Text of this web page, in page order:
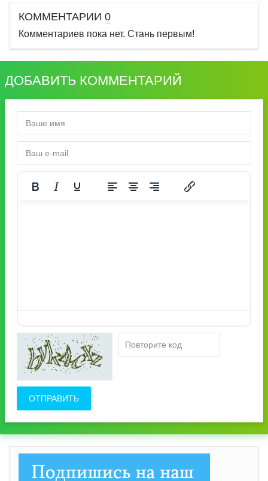
КОММЕНТАРИИ 0
Комментариев пока нет. Стань первым!
ДОБАВИТЬ КОММЕНТАРИЙ
ОТПРАВИТЬ